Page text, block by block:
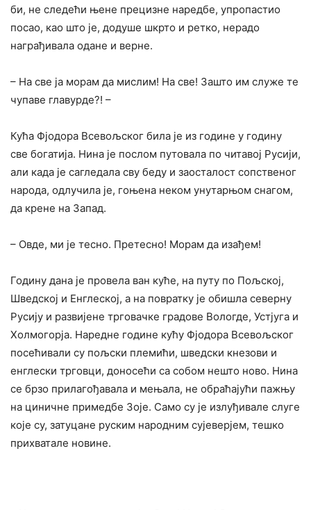
би, не следећи њене прецизне наредбе, упропастио
посао, као што је, додуше шкрто и ретко, нерадо
награђивала одане и верне.
– На све ја морам да мислим! На све! Зашто им служе те
чупаве главурде?! –
Кућа Фјодора Всевољског била је из године у годину
све богатија. Нина је послом путовала по читавој Русији,
али када је сагледала сву беду и заосталост сопственог
народа, одлучила је, гоњена неком унутарњом снагом,
да крене на Запад.
– Овде, ми је тесно. Претесно! Морам да изађем!
Годину дана је провела ван куће, на путу по Пољској,
Шведској и Енглеској, а на повратку је обишла северну
Русију и развијене трговачке градове Вологде, Устјуга и
Холмогорја. Наредне године кућу Фјодора Всевољског
посећивали су пољски племићи, шведски кнезови и
енглески трговци, доносећи са собом нешто ново. Нина
се брзо прилагођавала и мењала, не обраћајући пажњу
на циничне примедбе Зоје. Само су је излуђивале слуге
које су, затуцане руским народним сујеверјем, тешко
прихватале новине.